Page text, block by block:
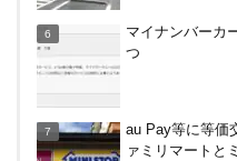
還元率2%キャ
で。10/30まで
マイナンバーカ
つ
au Pay等に等価
ァミリマートと